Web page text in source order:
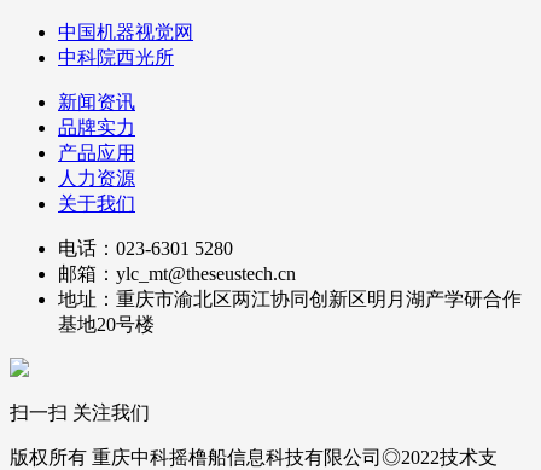
中国机器视觉网
中科院西光所
新闻资讯
品牌实力
产品应用
人力资源
关于我们
电话：023-6301 5280
邮箱：ylc_mt@theseustech.cn
地址：重庆市渝北区两江协同创新区明月湖产学研合作
基地20号楼
扫一扫 关注我们
版权所有 重庆中科摇橹船信息科技有限公司◎2022技术支